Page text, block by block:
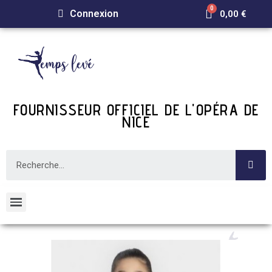
Connexion 0,00 €
FOURNISSEUR OFFICIEL DE L'OPÉRA DE
NICE